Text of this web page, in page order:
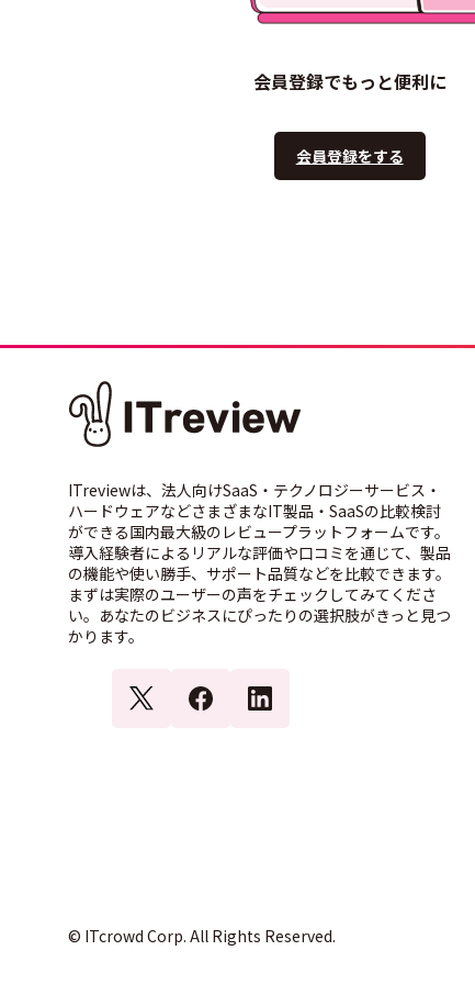
会員登録でもっと便利に
会員登録をする
ITreviewは、法人向けSaaS・テクノロジーサービス・
ハードウェアなどさまざまなIT製品・SaaSの比較検討
ができる国内最大級のレビュープラットフォームです。
導入経験者によるリアルな評価や口コミを通じて、製品
の機能や使い勝手、サポート品質などを比較できます。
まずは実際のユーザーの声をチェックしてみてくださ
い。あなたのビジネスにぴったりの選択肢がきっと見つ
かります。
© ITcrowd Corp. All Rights Reserved.